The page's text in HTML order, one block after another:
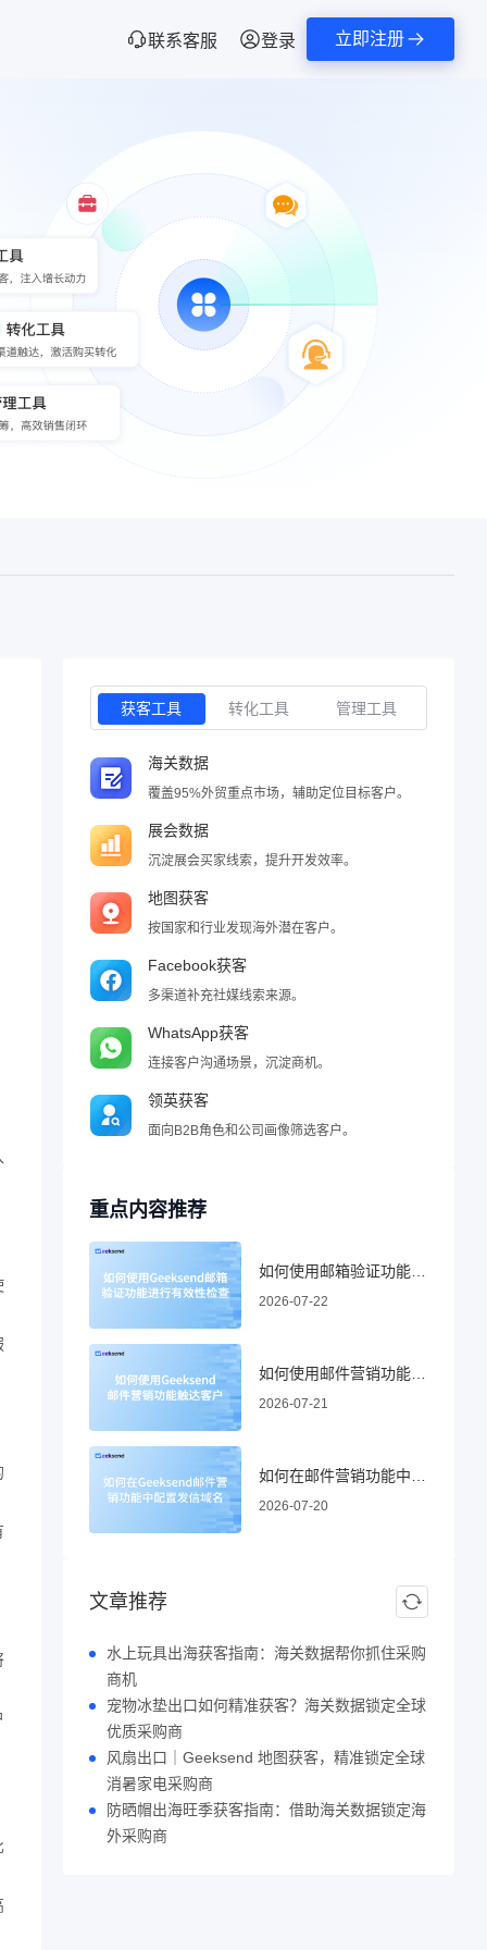
联系客服 登录 立即注册
获客工具 转化工具 管理工具
海关数据
覆盖95%外贸重点市场，辅助定位目标客户。
展会数据
沉淀展会买家线索，提升开发效率。
地图获客
按国家和行业发现海外潜在客户。
Facebook获客
多渠道补充社媒线索来源。
WhatsApp获客
连接客户沟通场景，沉淀商机。
领英获客
面向B2B角色和公司画像筛选客户。
重点内容推荐
2026-07-22
2026-07-21
2026-07-20
文章推荐
水上玩具出海获客指南：海关数据帮你抓住采购
商机
宠物冰垫出口如何精准获客？海关数据锁定全球
优质采购商
风扇出口｜Geeksend 地图获客，精准锁定全球
消暑家电采购商
防晒帽出海旺季获客指南：借助海关数据锁定海
外采购商